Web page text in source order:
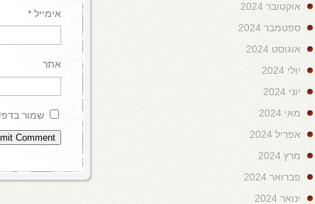
אימייל *
אתר
שמור
אוקטובר 2024
ספטמבר 2024
אוגוסט 2024
יולי 2024
יוני 2024
מאי 2024
אפריל 2024
מרץ 2024
פברואר 2024
ינואר 2024